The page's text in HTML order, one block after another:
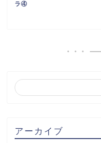
ラ④
アーカイブ